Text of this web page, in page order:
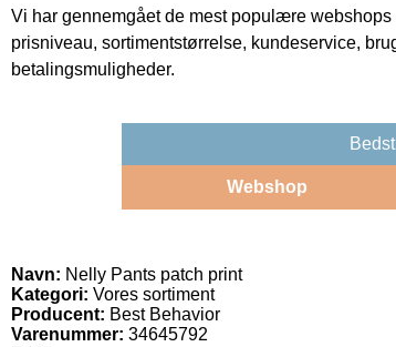
Vi har gennemgået de mest populære
prisniveau, sortimentstørrelse, kundeservice,
betalingsmuligheder.
Webshop
Navn: Nelly Pants patch print
Kategori: Vores sortiment
Producent: Best Behavior
Varenummer: 34645792